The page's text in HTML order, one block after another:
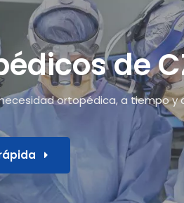
de
ortopédica, a tiempo y